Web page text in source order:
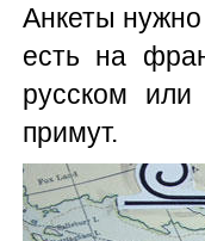
Анкеты нужно
есть на
русском
примут.